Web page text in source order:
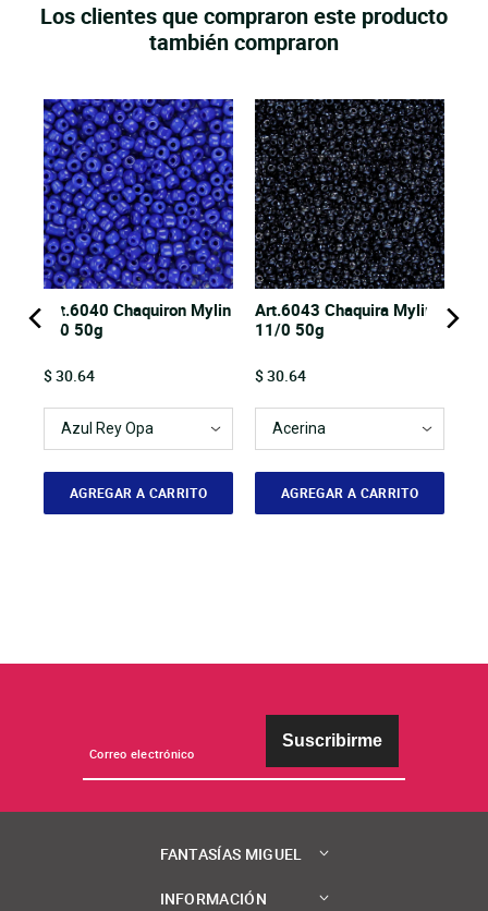
Los clientes que compraron este producto
también compraron
Art.6040 Chaquiron Mylin
6/0 50g
Price
$ 30.64
AGREGAR A CARRITO
Art.6043 Chaquira Mylin
11/0 50g
Price
$ 30.64
AGREGAR A CARRITO
Suscribirme
FANTASÍAS MIGUEL
INFORMACIÓN